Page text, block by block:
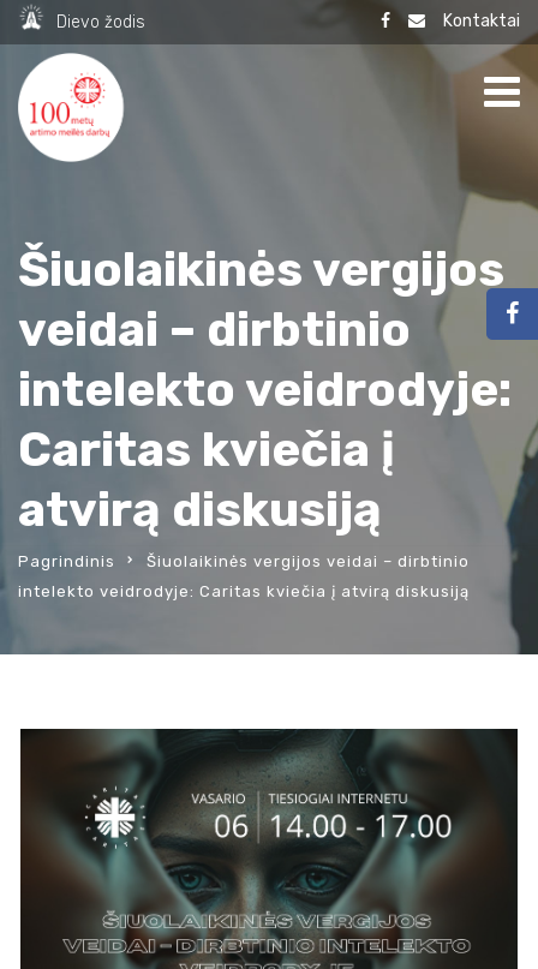
Dievo žodis Kontaktai
Šiuolaikinės vergijos
veidai – dirbtinio
intelekto veidrodyje:
Caritas kviečia į
atvirą diskusiją
Pagrindinis
Šiuolaikinės vergijos veidai – dirbtinio
intelekto veidrodyje: Caritas kviečia į atvirą diskusiją